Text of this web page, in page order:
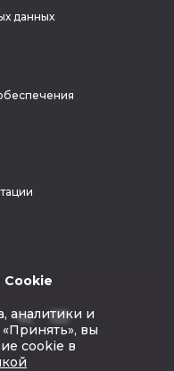
данных
аналитики и
вы
cookie в